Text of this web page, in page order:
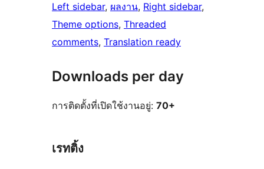
Left sidebar, ผลงาน, Right sidebar
Theme options, Threaded
comments, Translation ready
Downloads per day
การติดตั้งที่เปิดใช้งานอยู่: 70+
เรทติ้ง